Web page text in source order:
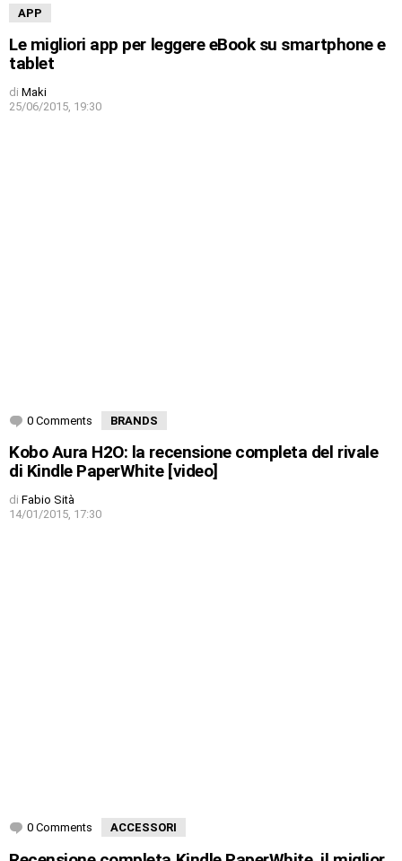
APP
Le migliori app per leggere eBook su smartphone e
tablet
di Maki
25/06/2015, 19:30
0 Comments BRANDS
Kobo Aura H2O: la recensione completa del rivale
di Kindle PaperWhite [video]
di Fabio Sità
14/01/2015, 17:30
0 Comments ACCESSORI